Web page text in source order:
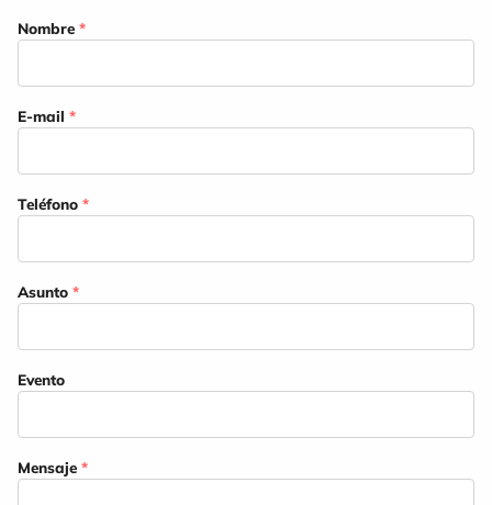
Nombre *
E-mail *
Teléfono *
Asunto *
Evento
Mensaje *